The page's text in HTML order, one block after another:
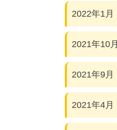
2022年1月
2021年10月
2021年9月
2021年4月